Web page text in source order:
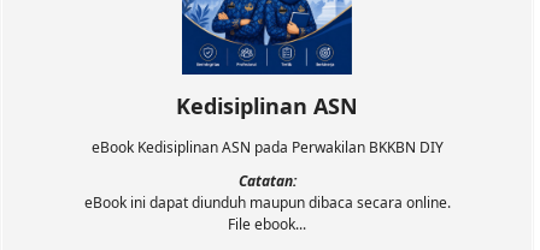
Kedisiplinan ASN
eBook Kedisiplinan ASN pada Perwakilan BKKBN DIY
Catatan:
eBook ini dapat diunduh maupun dibaca secara online.
File ebook...